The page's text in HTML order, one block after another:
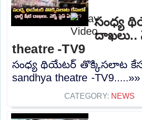
సంధ్య
దాఖలు..
theatre -TV9
సంధ్య థియేటర్ తొక్కిసలాట
sandhya theatre -TV9.....»»
CATEGORY: NEWS